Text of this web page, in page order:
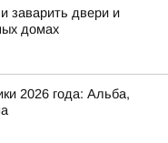
заварить двери и
домах
2026 года: Альба,